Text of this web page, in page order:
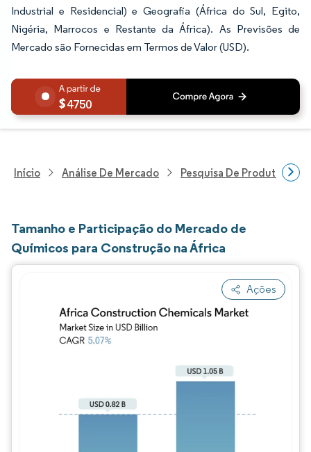
Industrial e Residencial) e Geografia (África do Sul, Egito,
Nigéria, Marrocos e Restante da África). As Previsões de
Mercado são Fornecidas em Termos de Valor (USD).
4750
Início Análise De Mercado Pesquisa De Produtos
Tamanho e Participação do Mercado de
Químicos para Construção na África
Ações